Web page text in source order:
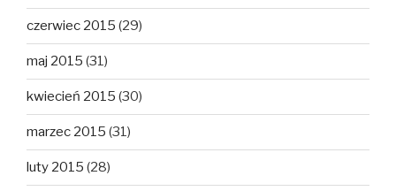
czerwiec 2015 (29)
maj 2015 (31)
kwiecień 2015 (30)
marzec 2015 (31)
luty 2015 (28)